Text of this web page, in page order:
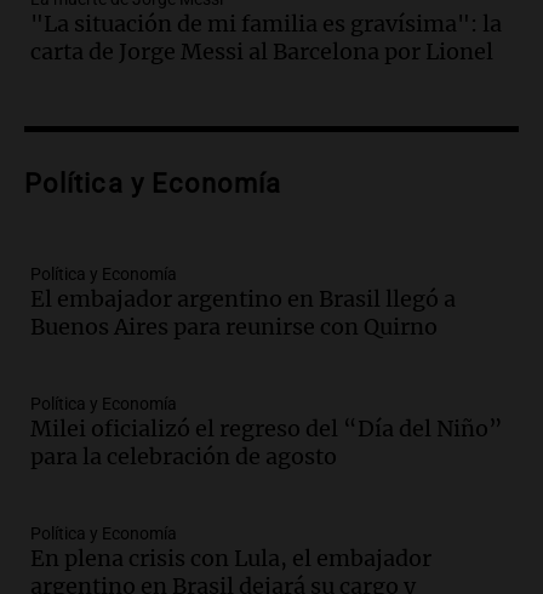
Audio.Bomberos asisten a senderista
con fractura de tobillo en refugio Doña
Rosa
Episodios
investigación internacional sobre asma
Episodios
Audio.Suspenden descuento en SUBE y
aumentan tarifas del SUBTE en Buenos
Episodios
Audio.Kicillof critica la desregulación
financiera y el aumento de la morosidad
Panorama Federal
Episodios
"La situación de mi familia es gravísima": la
carta de Jorge Messi al Barcelona por Lionel
Política y Economía
Política y Economía
El embajador argentino en Brasil llegó a
Buenos Aires para reunirse con Quirno
Política y Economía
Milei oficializó el regreso del “Día del Niño”
para la celebración de agosto
Política y Economía
En plena crisis con Lula, el embajador
argentino en Brasil dejará su cargo y